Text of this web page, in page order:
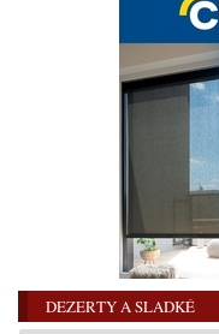
DEZERTY A SLADKÉ